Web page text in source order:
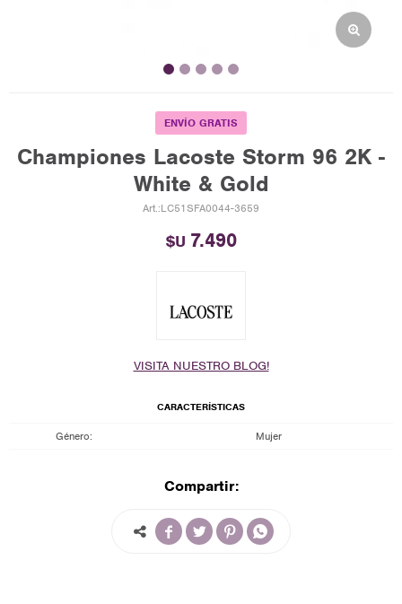
ENVÍO GRATIS
Championes Lacoste Storm 96 2K -
White & Gold
LC51SFA0044-3659
$U 7.490
VISITA NUESTRO BLOG!
CARACTERÍSTICAS
Género Mujer
Compartir:
   